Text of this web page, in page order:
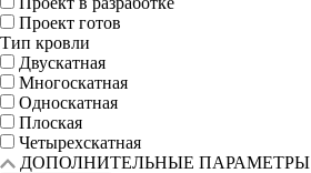
Проект готов
Тип кровли
Двускатная
Многоскатная
Односкатная
Плоская
Четырехскатная
ДОПОЛНИТЕЛЬНЫЕ ПАРАМЕТРЫ